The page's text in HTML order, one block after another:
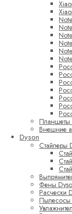
Планшеты
Внешние
Dyson
Стайлеры
Фены
Расчески
Пылесосы